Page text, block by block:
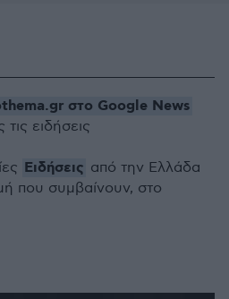
στο Google News
ειδήσεις
Ειδήσεις από την Ελλάδα
που συμβαίνουν, στο